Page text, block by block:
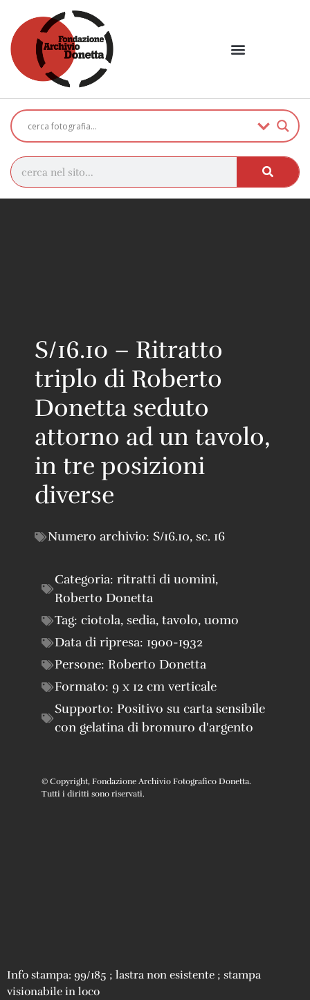
Info stampa: 99/185 ; lastra non esistente ; stampa
visionabile in loco
S/16.10 – Ritratto
triplo di Roberto
Donetta seduto
attorno ad un tavolo,
in tre posizioni
diverse
Numero archivio: S/16.10, sc. 16
Categoria: ritratti di uomini,
Roberto Donetta
Tag: ciotola, sedia, tavolo, uomo
Data di ripresa: 1900-1932
Persone: Roberto Donetta
Formato: 9 x 12 cm verticale
Supporto: Positivo su carta sensibile
con gelatina di bromuro d'argento
© Copyright, Fondazione Archivio Fotografico Donetta.
Tutti i diritti sono riservati.